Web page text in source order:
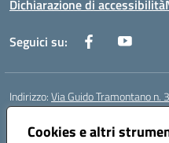
Cookies e altri
Dichiarazione di accessibilità
Seguici su:
Indirizzo:Via Guido Tramontano n.
Centralino:
Posta elettronica certificata (PEC):